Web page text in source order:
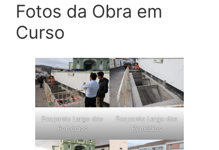
Fotos da Obra em
Curso
Ecoponto Largo dos
Remédios
Ecoponto Largo dos
Remédios